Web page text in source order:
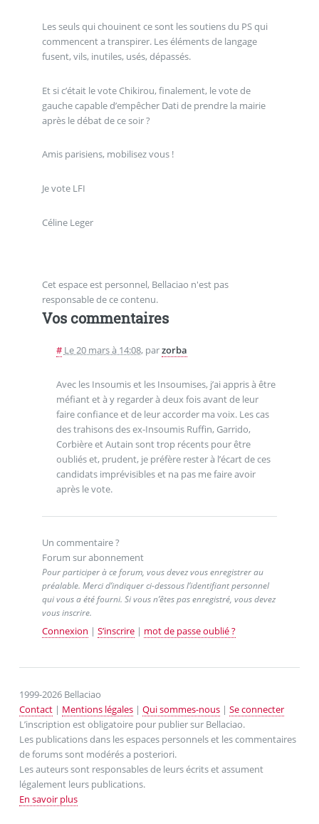
Les seuls qui chouinent ce sont les soutiens du PS qui
commencent a transpirer. Les éléments de langage
fusent, vils, inutiles, usés, dépassés.
Et si c’était le vote Chikirou, finalement, le vote de
gauche capable d’empêcher Dati de prendre la mairie
après le débat de ce soir ?
Amis parisiens, mobilisez vous !
Je vote LFI
Céline Leger
Cet espace est personnel, Bellaciao n'est pas
responsable de ce contenu.
Vos commentaires
# Le 20 mars à 14:08, parzorba
Avec les Insoumis et les Insoumises, j’ai appris à être
méfiant et à y regarder à deux fois avant de leur
faire confiance et de leur accorder ma voix. Les cas
des trahisons des ex-Insoumis Ruffin, Garrido,
Corbière et Autain sont trop récents pour être
oubliés et, prudent, je préfère rester à l’écart de ces
candidats imprévisibles et na pas me faire avoir
après le vote.
Un commentaire ?
Forum sur abonnement
Pour participer à ce forum, vous devez vous enregistrer au
préalable. Merci d’indiquer ci-dessous l’identifiant personnel
qui vous a été fourni. Si vous n’êtes pas enregistré, vous devez
vous inscrire.
Connexion | S’inscrire| mot de passe oublié ?
1999-2026 Bellaciao
Contact| Mentions légales| Qui sommes-nous| Se connecter
L’inscription est obligatoire pour publier sur Bellaciao.
Les publications dans les espaces personnels et les commentaires
de forums sont modérés a posteriori.
Les auteurs sont responsables de leurs écrits et assument
légalement leurs publications.
En savoir plus